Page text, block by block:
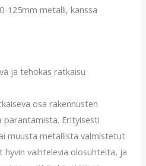
125mm metalli, kanssa
ja tehokas ratkaisu
osa rakennusten
parantamista. Erityisesti
muusta metallista valmistetut
vaihtelevia olosuhteita, ja